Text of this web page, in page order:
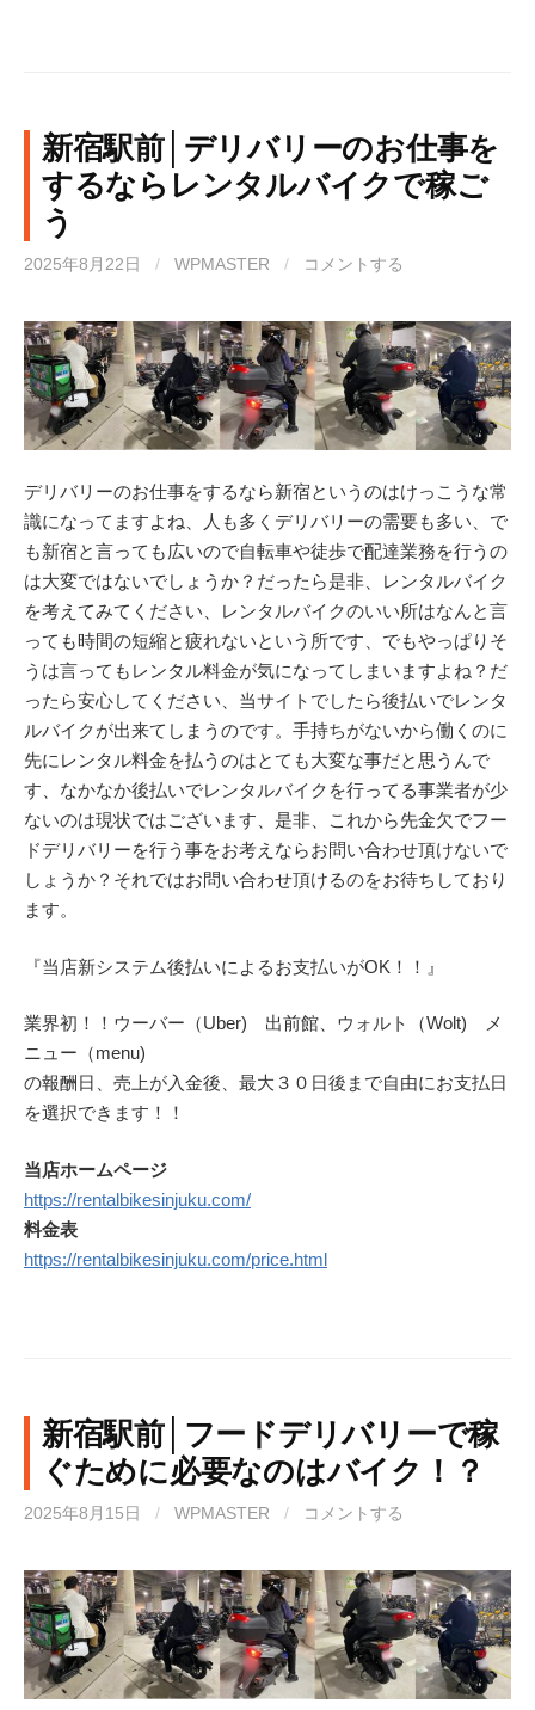
新宿駅前│デリバリーのお仕事を
するならレンタルバイクで稼ご
う
2025年8月22日 / WPMASTER / コメントする
デリバリーのお仕事をするなら新宿というのはけっこうな常
識になってますよね、人も多くデリバリーの需要も多い、で
も新宿と言っても広いので自転車や徒歩で配達業務を行うの
は大変ではないでしょうか？だったら是非、レンタルバイク
を考えてみてください、レンタルバイクのいい所はなんと言
っても時間の短縮と疲れないという所です、でもやっぱりそ
うは言ってもレンタル料金が気になってしまいますよね？だ
ったら安心してください、当サイトでしたら後払いでレンタ
ルバイクが出来てしまうのです。手持ちがないから働くのに
先にレンタル料金を払うのはとても大変な事だと思うんで
す、なかなか後払いでレンタルバイクを行ってる事業者が少
ないのは現状ではございます、是非、これから先金欠でフー
ドデリバリーを行う事をお考えならお問い合わせ頂けないで
しょうか？それではお問い合わせ頂けるのをお待ちしており
ます。
『当店新システム後払いによるお支払いがOK！！』
業界初！！ウーバー（Uber) 出前館、ウォルト（Wolt) メ
ニュー（menu)
の報酬日、売上が入金後、最大３０日後まで自由にお支払日
を選択できます！！
当店ホームページ
https://rentalbikesinjuku.com/
料金表
https://rentalbikesinjuku.com/price.html
新宿駅前│フードデリバリーで稼
ぐために必要なのはバイク！？
2025年8月15日 / WPMASTER / コメントする